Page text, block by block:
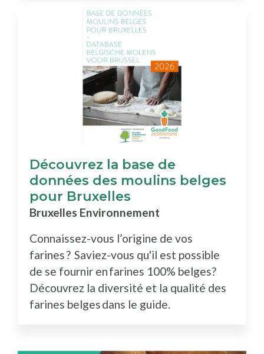
Découvrez la base de
données des moulins belges
pour Bruxelles
Bruxelles Environnement
Connaissez-vous l’origine de vos
farines ? Saviez-vous qu'il est possible
de se fournir en farines 100% belges?
Découvrez la diversité et la qualité des
farines belges dans le guide.